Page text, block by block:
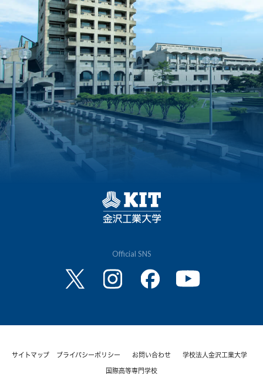
Official SNS
サイトマップ プライバシーポリシー お問い合わせ 学校法人金沢工業大学
国際高等専門学校